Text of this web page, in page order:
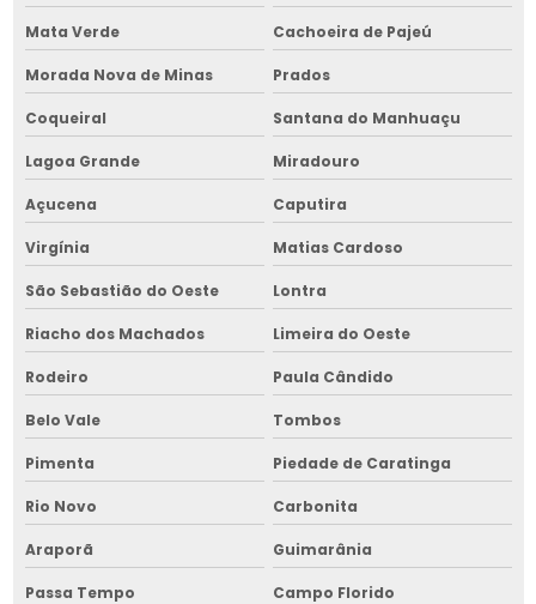
Mata Verde Cachoeira de Pajeú
Morada Nova de Minas Prados
Coqueiral Santana do Manhuaçu
Lagoa Grande Miradouro
Açucena Caputira
Virgínia Matias Cardoso
São Sebastião do Oeste Lontra
Riacho dos Machados Limeira do Oeste
Rodeiro Paula Cândido
Belo Vale Tombos
Pimenta Piedade de Caratinga
Rio Novo Carbonita
Araporã Guimarânia
Passa Tempo Campo Florido